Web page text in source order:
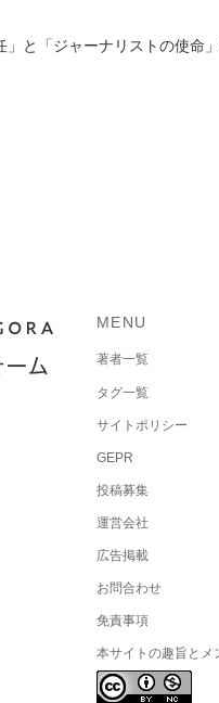
」と「ジャーナリストの使命
MENU
著者一覧
タグ一覧
サイトポリシー
GEPR
投稿募集
運営会社
広告掲載
お問合わせ
免責事項
本サイトの趣旨とメ